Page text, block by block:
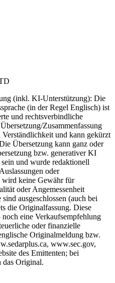
(inkl. KI-Unterstützung): Die
(in der Regel Englisch) ist
und rechtsverbindliche
Zusammenfassung
und kann gekürzt
Übersetzung kann ganz oder
bzw. generativer KI
und wurde redaktionell
oder
wird keine Gewähr für
oder Angemessenheit
ausgeschlossen (auch bei
die Originalfassung. Diese
eine Verkaufsempfehlung
oder finanzielle
Originalmeldung bzw.
www.sec.gov,
des Emittenten; bei
das Original.